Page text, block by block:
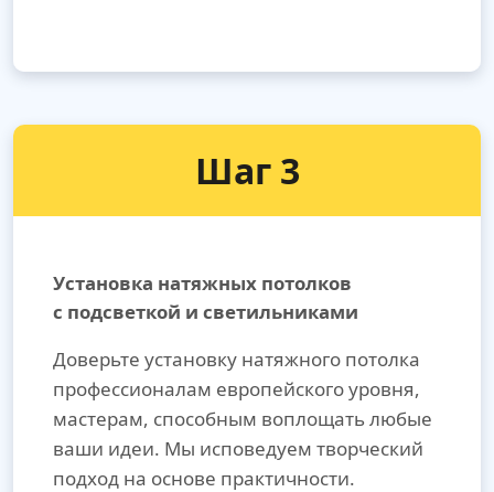
Шаг 3
Установка натяжных потолков
с подсветкой и светильниками
Доверьте установку натяжного потолка
профессионалам европейского уровня,
мастерам, способным воплощать любые
ваши идеи. Мы исповедуем творческий
подход на основе практичности.